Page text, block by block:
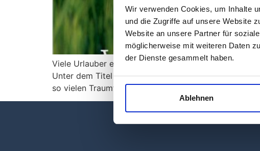
Wir verwenden Cookies, um Inhalte
und die Zugriffe auf unsere Website
Website an unsere Partner für
möglicherweise mit weiteren Daten
der Dienste gesammelt haben.
Ablehnen
Viele Urlauber entdecken voller Begeisterung, was
Unter dem Titel Wunderschöner Nordosten hat der
so vielen Traumfotografien.